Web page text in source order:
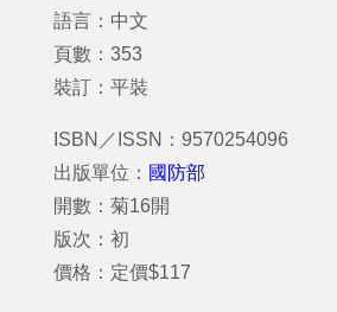
語言：中文
頁數：353
裝訂：平裝
ISBN／ISSN：9570254096
出版單位： 國防部
開數：菊16開
版次：初
價格：定價$117